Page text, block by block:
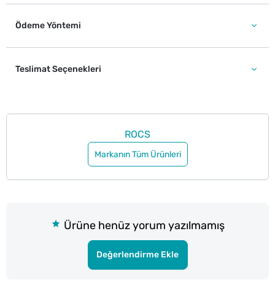
Ödeme Yöntemi
Teslimat Seçenekleri
ROCS
Markanın Tüm Ürünleri
Ürüne henüz yorum yazılmamış
Değerlendirme Ekle